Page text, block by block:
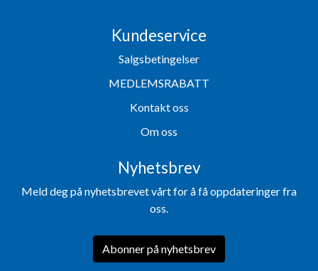
Kundeservice
Salgsbetingelser
MEDLEMSRABATT
Kontakt oss
Om oss
Nyhetsbrev
Meld deg på nyhetsbrevet vårt for å få oppdateringer fra
oss.
Abonner på nyhetsbrev